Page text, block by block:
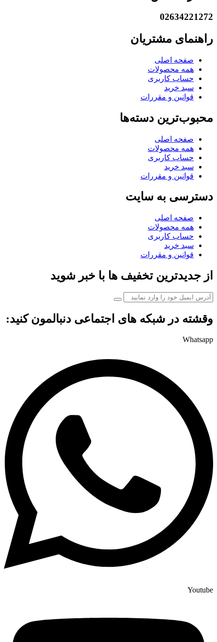
02634221272
راهنمای مشتریان
صفحه اصلی
همه محصولات
حساب کاربری
سبد خرید
قوانین و مقررات
محبوب‌ترین دسته‌ها
صفحه اصلی
همه محصولات
حساب کاربری
سبد خرید
قوانین و مقررات
دسترسی به سایت
صفحه اصلی
همه محصولات
حساب کاربری
سبد خرید
قوانین و مقررات
از جدیدترین تخفیف ها با خبر شوید
وقشته در شبکه های اجتماعی دنبالمون کنید:
Whatsapp
Youtube